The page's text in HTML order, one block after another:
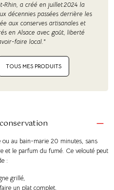
a créé en juillet 2024 la
décennies passées derrière les
aux conserves artisanales et
en Alsace avec goût, liberté
faire local."
TOUS MES PRODUITS
ou au bain-marie 20 minutes, sans
et le parfum du fumé. Ce velouté peut
:
grillé,
un plat complet,